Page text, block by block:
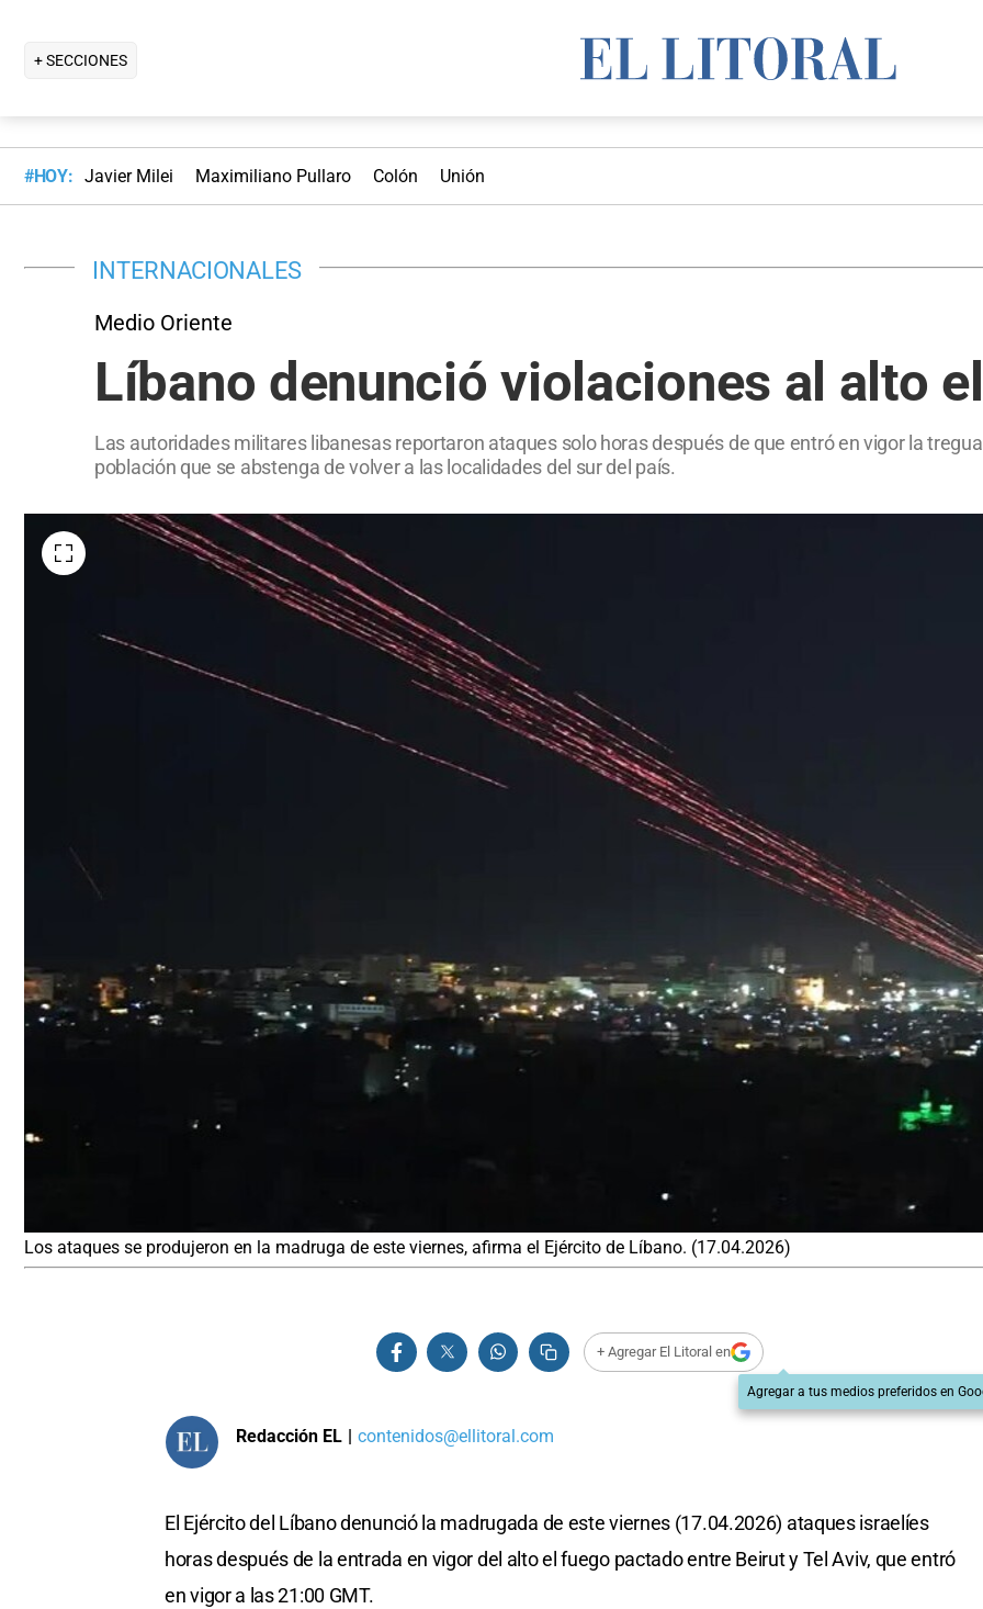
+ SECCIONES
#HOY: Javier Milei Maximiliano Pullaro Colón Unión
INTERNACIONALES
Medio Oriente
Líbano denunció violaciones al alto
Las autoridades militares libanesas reportaron ataques solo horas después de que entró en vigor la
población que se abstenga de volver a las localidades del sur del país.
Los ataques se produjeron en la madruga de este viernes, afirma el Ejército de Líbano. (17.04.2026)
+ Agregar El Litoral en
Agregar a tus medios preferidos en
Redacción EL | contenidos@ellitoral.com
El Ejército del Líbano denunció la madrugada de este viernes (17.04.2026) ataques israelíes
horas después de la entrada en vigor del alto el fuego pactado entre Beirut y Tel Aviv, que entró
en vigor a las 21:00 GMT.